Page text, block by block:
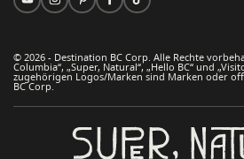
© 2026 - Destination BC Corp. Alle Rechte
Columbia“, „Super, Natural“, „Hello BC“ und
zugehörigen Logos/Marken sind Marken oder
BC Corp.